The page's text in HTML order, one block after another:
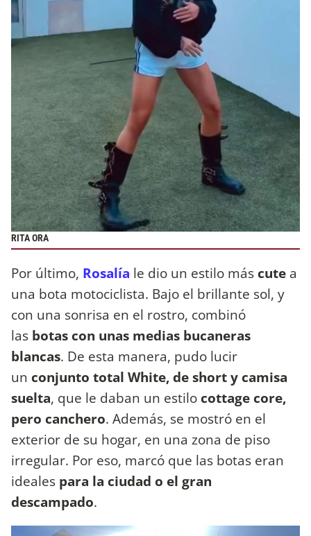
RITA ORA
Por último, Rosalía le dio un estilo más cute a
una bota motociclista. Bajo el brillante sol, y
con una sonrisa en el rostro, combinó
las botas con unas medias bucaneras
blancas. De esta manera, pudo lucir
un conjunto total White, de short y camisa
suelta, que le daban un estilo cottage core,
pero canchero. Además, se mostró en el
exterior de su hogar, en una zona de piso
irregular. Por eso, marcó que las botas eran
ideales para la ciudad o el gran
descampado.